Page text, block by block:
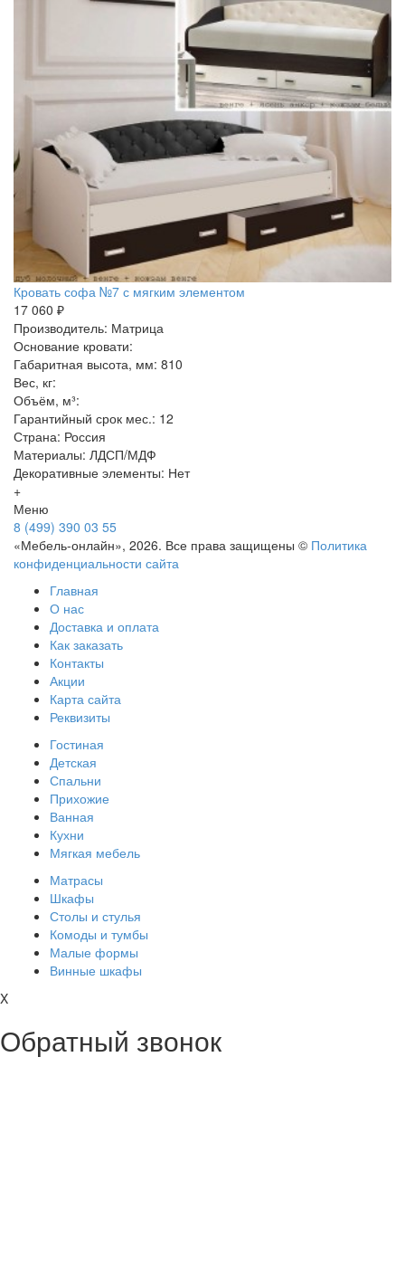
Кровать софа №7 с мягким элементом
17 060 ₽
Производитель: Матрица
Основание кровати:
Габаритная высота, мм: 810
Вес, кг:
Объём, м³:
Гарантийный срок мес.: 12
Страна: Россия
Материалы: ЛДСП/МДФ
Декоративные элементы: Нет
+
Меню
8 (499) 390 03 55
«Мебель-онлайн», 2026. Все права защищены © Политика
конфиденциальности сайта
Главная
О нас
Доставка и оплата
Как заказать
Контакты
Акции
Карта сайта
Реквизиты
Гостиная
Детская
Спальни
Прихожие
Ванная
Кухни
Мягкая мебель
Матрасы
Шкафы
Столы и стулья
Комоды и тумбы
Малые формы
Винные шкафы
X
Обратный звонок